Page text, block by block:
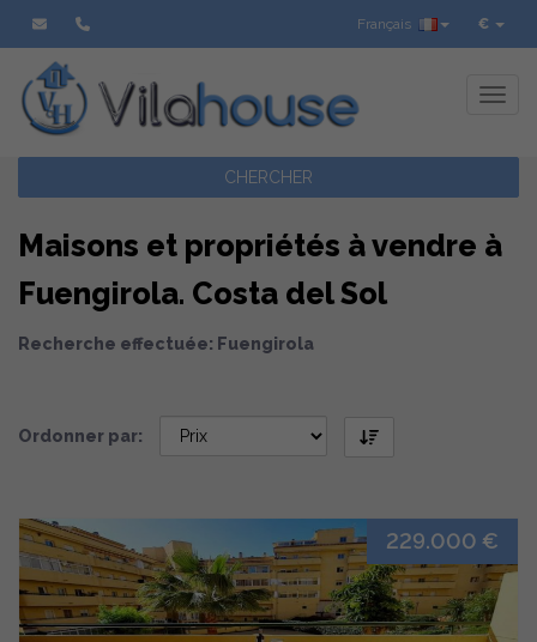
€
Français
CHERCHER
Maisons et propriétés à vendre à
Fuengirola. Costa del Sol
Recherche effectuée: Fuengirola
Ordonner par:
229.000 €